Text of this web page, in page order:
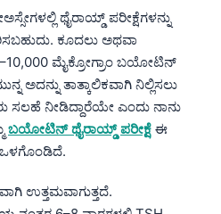
ಥೈರಾಯ್ಡ್ ಪರೀಕ್ಷೆಗಳನ್ನು
ಕೂದಲು ಅಥವಾ
ಮೈಕ್ರೋಗ್ರಾಂ ಬಯೋಟಿನ್
ಅದನ್ನು ತಾತ್ಕಾಲಿಕವಾಗಿ ನಿಲ್ಲಿಸಲು
ಸಲಹೆ ನೀಡಿದ್ದಾರೆಯೇ ಎಂದು ನಾನು
ಬಯೋಟಿನ್ ಥೈರಾಯ್ಡ್ ಪರೀಕ್ಷೆ ಈ
ಒಳಗೊಂಡಿದೆ.
ಉತ್ತಮವಾಗುತ್ತದೆ.